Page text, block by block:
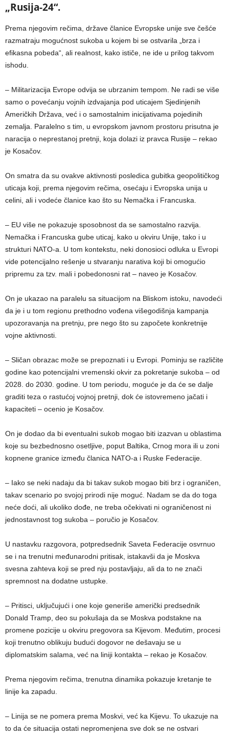
„Rusija-24“.
Prema njegovim rečima, države članice Evropske unije sve češće
razmatraju mogućnost sukoba u kojem bi se ostvarila „brza i
efikasna pobeda“, ali realnost, kako ističe, ne ide u prilog takvom
ishodu.
– Militarizacija Evrope odvija se ubrzanim tempom. Ne radi se više
samo o povećanju vojnih izdvajanja pod uticajem Sjedinjenih
Američkih Država, već i o samostalnim inicijativama pojedinih
zemalja. Paralelno s tim, u evropskom javnom prostoru prisutna je
naracija o neprestanoj pretnji, koja dolazi iz pravca Rusije – rekao
je Kosačov.
On smatra da su ovakve aktivnosti posledica gubitka geopolitičkog
uticaja koji, prema njegovim rečima, osećaju i Evropska unija u
celini, ali i vodeće članice kao što su Nemačka i Francuska.
– EU više ne pokazuje sposobnost da se samostalno razvija.
Nemačka i Francuska gube uticaj, kako u okviru Unije, tako i u
strukturi NATO-a. U tom kontekstu, neki donosioci odluka u Evropi
vide potencijalno rešenje u stvaranju narativa koji bi omogućio
pripremu za tzv. mali i pobedonosni rat – naveo je Kosačov.
On je ukazao na paralelu sa situacijom na Bliskom istoku, navodeći
da je i u tom regionu prethodno vođena višegodišnja kampanja
upozoravanja na pretnju, pre nego što su započete konkretnije
vojne aktivnosti.
– Sličan obrazac može se prepoznati i u Evropi. Pominju se različite
godine kao potencijalni vremenski okvir za pokretanje sukoba – od
2028. do 2030. godine. U tom periodu, moguće je da će se dalje
graditi teza o rastućoj vojnoj pretnji, dok će istovremeno jačati i
kapaciteti – ocenio je Kosačov.
On je dodao da bi eventualni sukob mogao biti izazvan u oblastima
koje su bezbednosno osetljive, poput Baltika, Crnog mora ili u zoni
kopnene granice između članica NATO-a i Ruske Federacije.
– Iako se neki nadaju da bi takav sukob mogao biti brz i ograničen,
takav scenario po svojoj prirodi nije moguć. Nadam se da do toga
neće doći, ali ukoliko dođe, ne treba očekivati ni ograničenost ni
jednostavnost tog sukoba – poručio je Kosačov.
U nastavku razgovora, potpredsednik Saveta Federacije osvrnuo
se i na trenutni međunarodni pritisak, istakavši da je Moskva
svesna zahteva koji se pred nju postavljaju, ali da to ne znači
spremnost na dodatne ustupke.
– Pritisci, uključujući i one koje generiše američki predsednik
Donald Tramp, deo su pokušaja da se Moskva podstakne na
promene pozicije u okviru pregovora sa Kijevom. Međutim, procesi
koji trenutno oblikuju budući dogovor ne dešavaju se u
diplomatskim salama, već na liniji kontakta – rekao je Kosačov.
Prema njegovim rečima, trenutna dinamika pokazuje kretanje te
linije ka zapadu.
– Linija se ne pomera prema Moskvi, već ka Kijevu. To ukazuje na
to da će situacija ostati nepromenjena sve dok se ne ostvari